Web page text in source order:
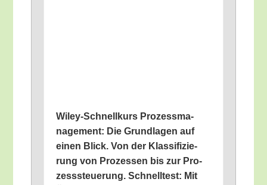
Wiley-Schnell­kurs Pro­zess­ma­
nage­ment: Die Grund­la­gen auf
einen Blick. Von der Klas­si­fi­zie­
rung von Pro­zes­sen bis zur Pro­
zess­steue­rung. Schnell­test: Mit